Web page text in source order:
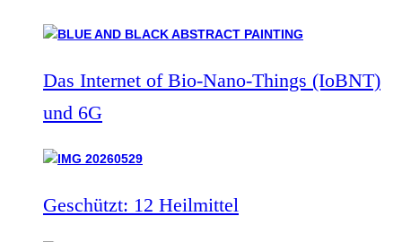
Das Internet of Bio-Nano-Things (IoBNT)
und 6G
Geschützt: 12 Heilmittel